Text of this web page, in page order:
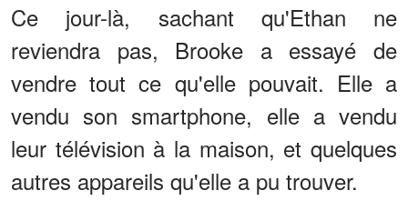
Ce jour-là, sachant qu'Ethan ne
reviendra pas, Brooke a essayé de
vendre tout ce qu'elle pouvait. Elle a
vendu son smartphone, elle a vendu
leur télévision à la maison, et quelques
autres appareils qu'elle a pu trouver.